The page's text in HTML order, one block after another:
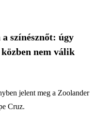
színésznőt: úgy
nem válik
jelent meg a Zoolander
Cruz.